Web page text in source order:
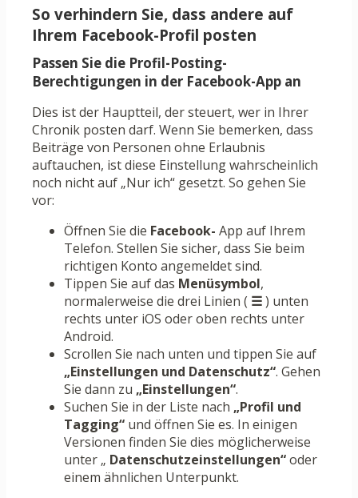
So verhindern Sie, dass andere auf
Ihrem Facebook-Profil posten
Passen Sie die Profil-Posting-
Berechtigungen in der Facebook-App an
Dies ist der Hauptteil, der steuert, wer in Ihrer
Chronik posten darf. Wenn Sie bemerken, dass
Beiträge von Personen ohne Erlaubnis
auftauchen, ist diese Einstellung wahrscheinlich
noch nicht auf „Nur ich“ gesetzt. So gehen Sie
vor:
Öffnen Sie die Facebook- App auf Ihrem
Telefon. Stellen Sie sicher, dass Sie beim
richtigen Konto angemeldet sind.
Tippen Sie auf das Menüsymbol,
normalerweise die drei Linien ( ☰) unten
rechts unter iOS oder oben rechts unter
Android.
Scrollen Sie nach unten und tippen Sie auf
„Einstellungen und Datenschutz“. Gehen
Sie dann zu „Einstellungen“.
Suchen Sie in der Liste nach „Profil und
Tagging“ und öffnen Sie es. In einigen
Versionen finden Sie dies möglicherweise
unter „ Datenschutzeinstellungen“oder
einem ähnlichen Unterpunkt.